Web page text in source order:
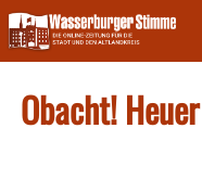
Skip
to
content
Obacht!